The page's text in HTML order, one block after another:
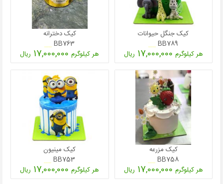
کیک جنگل حیوانات
BB789
هر کیلوگرم
ریال
کیک دخترانه
BB763
هر کیلوگرم17,000,000 ریال
کیک مزرعه
BB758
هر کیلوگرم
ریال
کیک مينيون
BB753
هر کیلوگرم17,000,000 ریال